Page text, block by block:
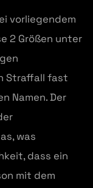
vorliegendem
2 Größen unter
Straffall fast
Namen. Der
was
dass ein
mit dem